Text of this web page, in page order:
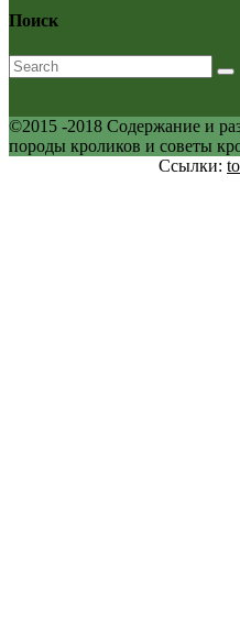
Поиск
©2015 -2018 Содержание и
породы кроликов и советы
Ссылки: